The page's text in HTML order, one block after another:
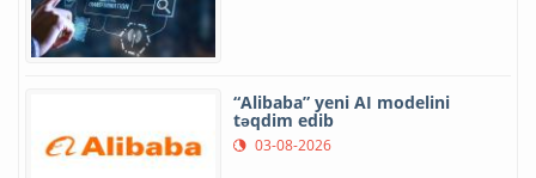
“Alibaba” yeni AI modelini
təqdim edib
03-08-2026